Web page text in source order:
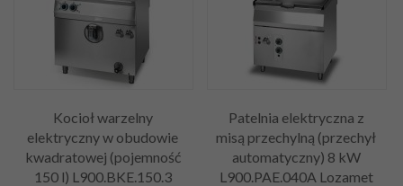
Kocioł warzelny
elektryczny w obudowie
kwadratowej (pojemność
150 l) L900.BKE.150.3
Patelnia elektryczna z
misą przechylną (przechył
automatyczny) 8 kW
L900.PAE.040A Lozamet